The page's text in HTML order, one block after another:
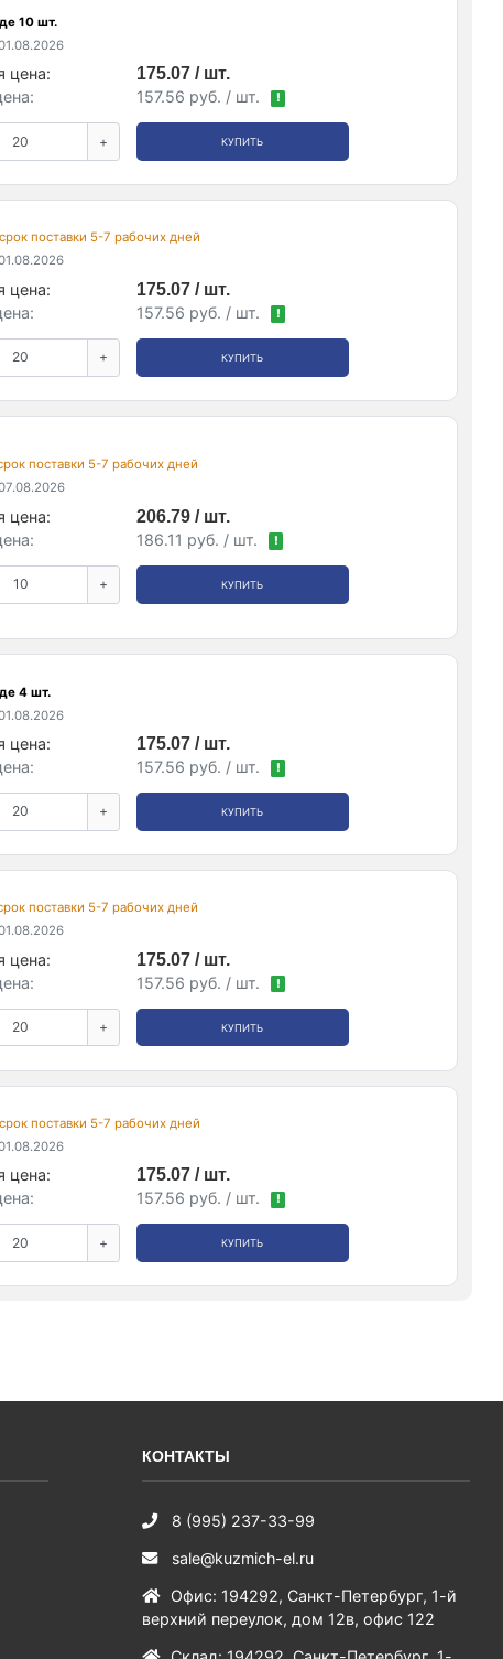
10 шт.
цена:
175.07 / шт.
157.56 руб. / шт. !
+ КУПИТЬ
поставки 5-7 рабочих дней
цена:
175.07 / шт.
157.56 руб. / шт. !
+ КУПИТЬ
поставки 5-7 рабочих дней
цена:
206.79 / шт.
186.11 руб. / шт. !
+ КУПИТЬ
4 шт.
цена:
175.07 / шт.
157.56 руб. / шт. !
+ КУПИТЬ
поставки 5-7 рабочих дней
цена:
175.07 / шт.
157.56 руб. / шт. !
+ КУПИТЬ
поставки 5-7 рабочих дней
цена:
175.07 / шт.
157.56 руб. / шт. !
+ КУПИТЬ
КОНТАКТЫ
8 (995) 237-33-99
sale@kuzmich-el.ru
Офис: 194292, Санкт-Петербург, 1-й
верхний переулок, дом 12в, офис 122